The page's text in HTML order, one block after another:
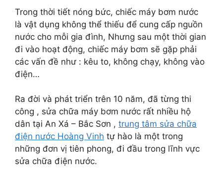
Trong thời tiết nóng bức, chiếc máy bơm nước
là vật dụng không thể thiếu để cung cấp nguồn
nước cho mỗi gia đình, Nhưng sau một thời gian
đi vào hoạt động, chiếc máy bơm sẽ gặp phải
các vấn đề như : kêu to, không chạy, không vào
điện…
Ra đời và phát triển trên 10 năm, đã từng thi
công , sửa chữa máy bơm nước rất nhiều hộ
dân tại An Xá – Bắc Sơn , trung tâm sửa chữa
điện nước Hoàng Vinh tự hào là một trong
những đơn vị tiên phong, đi đầu trong lĩnh vực
sửa chữa điện nước.